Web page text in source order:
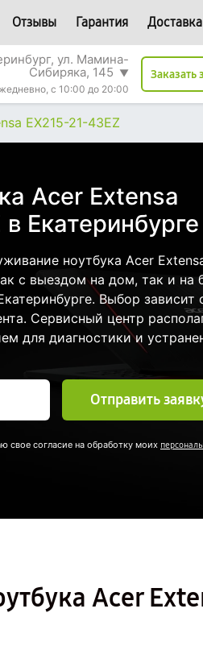
Отзывы Гарантия Доставка
ул. Мамина-
Сибиряка, 145 ▼
с 10:00 до 20:00
Заказать
EX215-21-43EZ
Acer Extensa
Екатеринбурге
ноутбука Acer
с выездом на дом, так и на
Выбор зависит
Сервисный центр
для диагностики и
Отправить
свое согласие на обработку моих
Acer